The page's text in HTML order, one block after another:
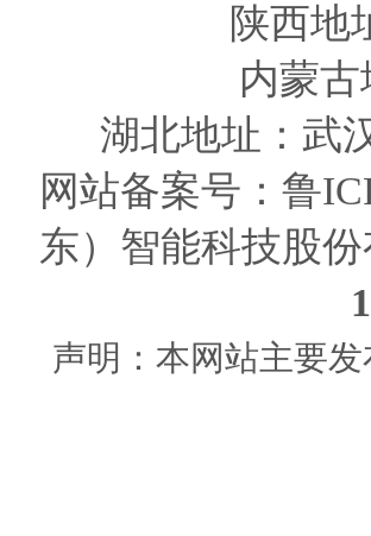
陕西地
内蒙
湖北地址：武
网站备案号： 鲁
东）智能科技股份
声明：本网站主要